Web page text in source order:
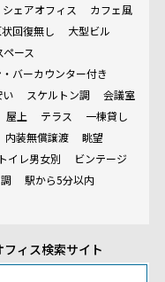
シェアオフィス
カフェ風
回復無し
大型ビル
ース
バーカウンター付き
い スケルトン調
会議室
屋上 テラス
一棟貸し
内装無償譲渡
眺望
トイレ男女別
ビンテージ
駅から5分以内
ィス検索サイト